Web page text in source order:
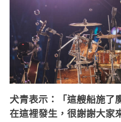
犬青表示：「這艘船施了
在這裡發生，很謝謝大家